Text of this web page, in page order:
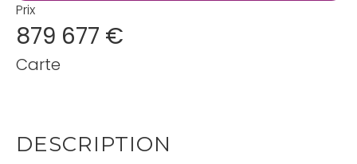
DESCRIPTION
Prix
879 677 €
Carte